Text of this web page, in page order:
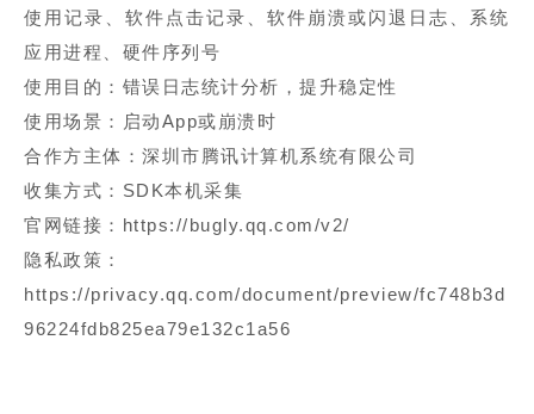
使用记录、软件点击记录、软件崩溃或闪退日志、系统
应用进程、硬件序列号
使用目的：错误日志统计分析，提升稳定性
使用场景：启动App或崩溃时
合作方主体：深圳市腾讯计算机系统有限公司
收集方式：SDK本机采集
官网链接：https://bugly.qq.com/v2/
隐私政策：
https://privacy.qq.com/document/preview/fc748b3d
96224fdb825ea79e132c1a56